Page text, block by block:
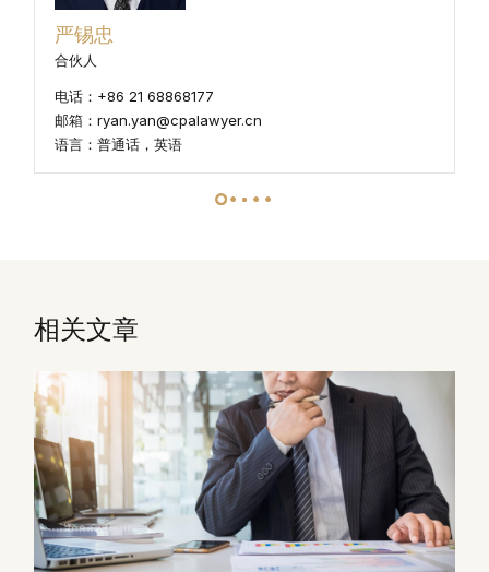
严锡忠
合伙人
电话：+86 21 68868177
邮箱：ryan.yan@cpalawyer.cn
语言：普通话，英语
相关文章